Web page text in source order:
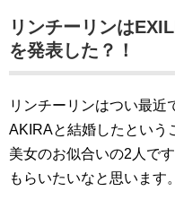
リンチーリンは
を発表した？！
リンチーリンはつい最近
AKIRAと結婚したという
美女のお似合いの2人で
もらいたいなと思います。